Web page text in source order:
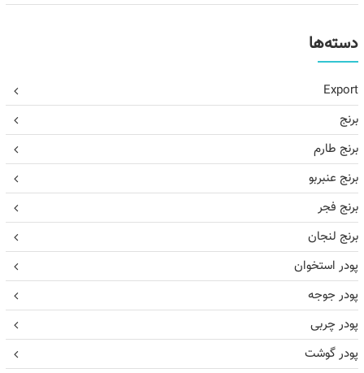
دسته‌ها
Export
برنج
برنج طارم
برنج عنبربو
برنج فجر
برنج لنجان
پودر استخوان
پودر جوجه
پودر چربی
پودر گوشت